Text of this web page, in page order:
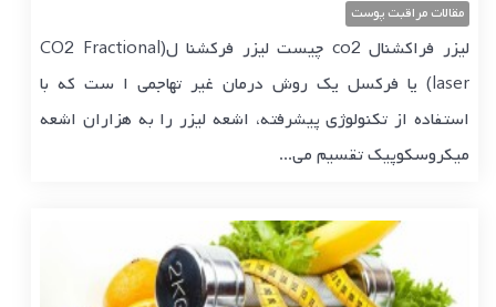
مقالات مراقبت پوست
لیزر فراکشنال co2 چیست ليزر فركشنا ل(CO2 Fractional
laser) یا فرکسل يك روش درمان غير تهاجمي ا ست كه با
استفاده از تكنولوژي پيشرفته، اشعه ليزر را به هزاران اشعه
ميكروسكوپيك تقسيم مي...